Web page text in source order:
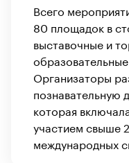
Всего
80 площадок в
выставочные и
Организаторы
познавательную
которая
участием свыше
международных